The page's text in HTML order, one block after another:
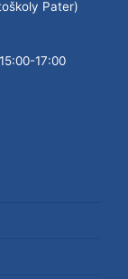
Pater)
17:00